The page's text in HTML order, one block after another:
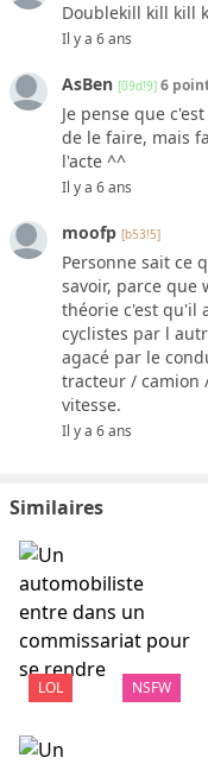
Doublekill kill kill
Il y a 6 ans
AsBen [09d!9] 6
Je pense que
de le faire, mais
l'acte ^^
Il y a 6 ans
moofp [b53!5]
Personne sait ce
savoir, parce que
théorie c'est qu'il
cyclistes par l
agacé par le
tracteur / camion
vitesse.
Il y a 6 ans
Similaires
LOL NSFW